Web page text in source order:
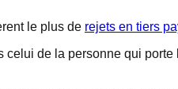
le plus de rejets en tiers
celui de la personne qui porte